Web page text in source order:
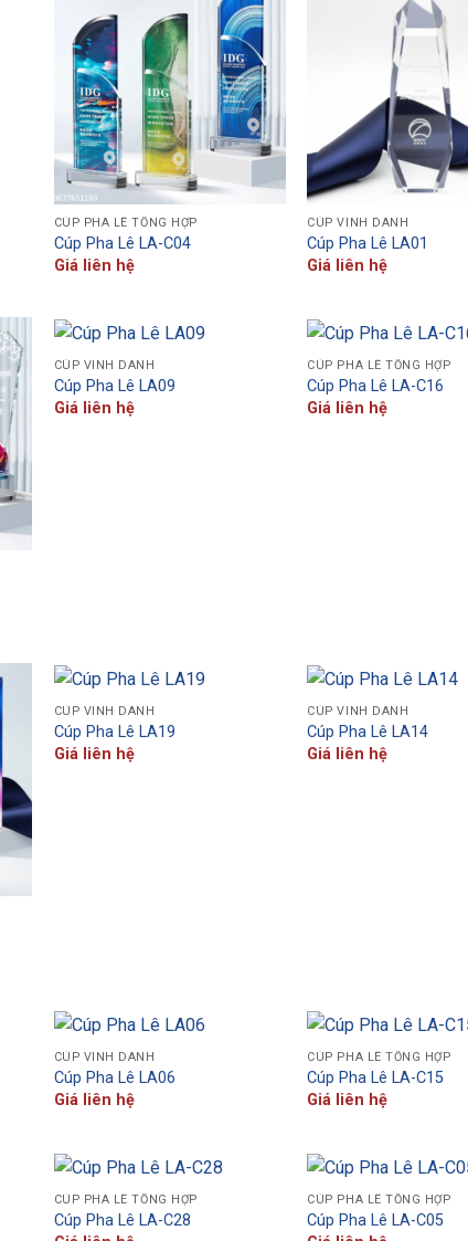
CÚP PHA LÊ TỔNG HỢP
Cúp Pha Lê LA-C04
Giá liên hệ
CÚP VINH DANH
Cúp Pha Lê LA01
Giá liên hệ
CÚP VINH DANH
Cúp Pha Lê LA09
Giá liên hệ
CÚP PHA LÊ TỔNG HỢP
Cúp Pha Lê LA-C16
Giá liên hệ
CÚP VINH DANH
Cúp Pha Lê LA19
Giá liên hệ
CÚP VINH DANH
Cúp Pha Lê LA14
Giá liên hệ
CÚP VINH DANH
Cúp Pha Lê LA06
Giá liên hệ
CÚP PHA LÊ TỔNG HỢP
Cúp Pha Lê LA-C15
Giá liên hệ
CÚP PHA LÊ TỔNG HỢP
Cúp Pha Lê LA-C28
CÚP PHA LÊ TỔNG HỢP
Cúp Pha Lê LA-C05